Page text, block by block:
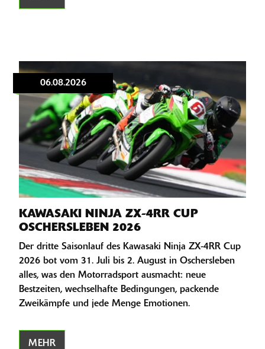
06.08.2026
KAWASAKI NINJA ZX-4RR CUP
OSCHERSLEBEN 2026
Der dritte Saisonlauf des Kawasaki Ninja ZX-4RR Cup
2026 bot vom 31. Juli bis 2. August in Oschersleben
alles, was den Motorradsport ausmacht: neue
Bestzeiten, wechselhafte Bedingungen, packende
Zweikämpfe und jede Menge Emotionen.
MEHR